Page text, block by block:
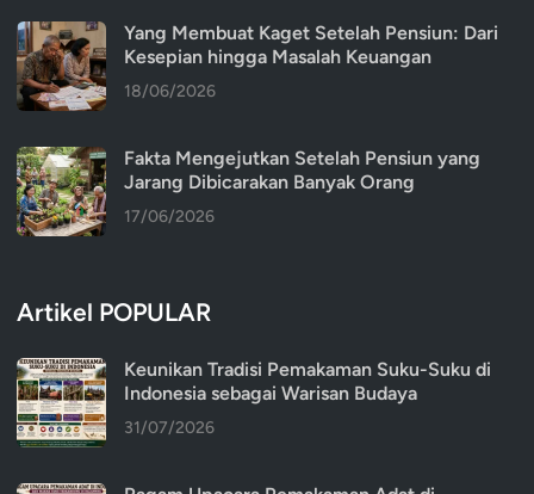
Yang Membuat Kaget Setelah Pensiun: Dari
Kesepian hingga Masalah Keuangan
18/06/2026
Fakta Mengejutkan Setelah Pensiun yang
Jarang Dibicarakan Banyak Orang
17/06/2026
Artikel POPULAR
Keunikan Tradisi Pemakaman Suku-Suku di
Indonesia sebagai Warisan Budaya
31/07/2026